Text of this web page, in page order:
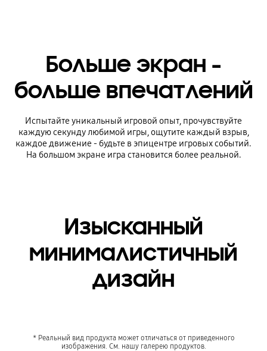
Больше экран -
больше впечатлений
Испытайте уникальный игровой опыт, прочувствуйте
каждую секунду любимой игры, ощутите каждый взрыв,
каждое движение - будьте в эпицентре игровых событий.
На большом экране игра становится более реальной.
Изысканный
минималистичный
дизайн
* Реальный вид продукта может отличаться от приведенного
изображения. См. нашу галерею продуктов.